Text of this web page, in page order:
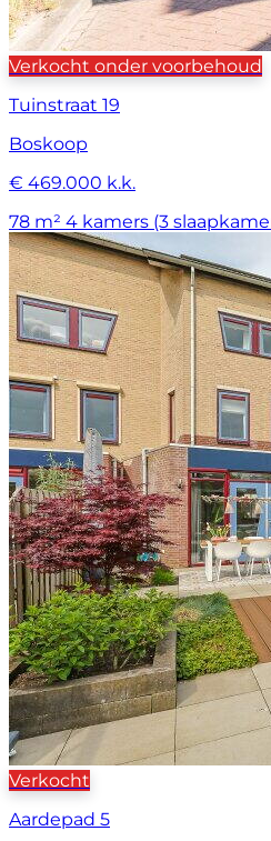
Verkocht onder voorbehoud
Tuinstraat 19
Boskoop
€ 469.000 k.k.
78 m² 4 kamers (3
Verkocht
Aardepad 5